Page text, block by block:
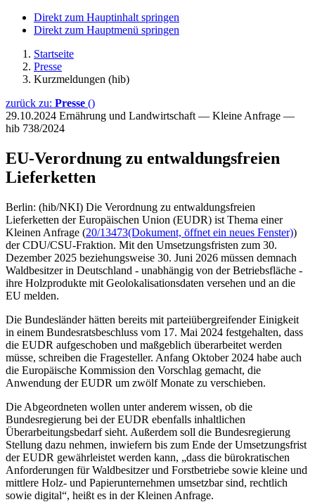
Direkt zum Hauptinhalt springen
Direkt zum Hauptmenü springen
Startseite
Presse
Kurzmeldungen (hib)
zurück zu: Presse ()
29.10.2024 Ernährung und Landwirtschaft — Kleine Anfrage —
hib 738/2024
EU-Verordnung zu entwaldungsfreien
Lieferketten
Berlin: (hib/NKI) Die Verordnung zu entwaldungsfreien
Lieferketten der Europäischen Union (EUDR) ist Thema einer
Kleinen Anfrage (20/13473(Dokument, öffnet ein neues Fenster))
der CDU/CSU-Fraktion. Mit den Umsetzungsfristen zum 30.
Dezember 2025 beziehungsweise 30. Juni 2026 müssen demnach
Waldbesitzer in Deutschland - unabhängig von der Betriebsfläche -
ihre Holzprodukte mit Geolokalisationsdaten versehen und an die
EU melden.
Die Bundesländer hätten bereits mit parteiübergreifender Einigkeit
in einem Bundesratsbeschluss vom 17. Mai 2024 festgehalten, dass
die EUDR aufgeschoben und maßgeblich überarbeitet werden
müsse, schreiben die Fragesteller. Anfang Oktober 2024 habe auch
die Europäische Kommission den Vorschlag gemacht, die
Anwendung der EUDR um zwölf Monate zu verschieben.
Die Abgeordneten wollen unter anderem wissen, ob die
Bundesregierung bei der EUDR ebenfalls inhaltlichen
Überarbeitungsbedarf sieht. Außerdem soll die Bundesregierung
Stellung dazu nehmen, inwiefern bis zum Ende der Umsetzungsfrist
der EUDR gewährleistet werden kann, „dass die bürokratischen
Anforderungen für Waldbesitzer und Forstbetriebe sowie kleine und
mittlere Holz- und Papierunternehmen umsetzbar sind, rechtlich
sowie digital“, heißt es in der Kleinen Anfrage.